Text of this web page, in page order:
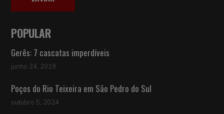
POPULAR
Gerês: 7 cascatas imperdíveis
junho 24, 2019
Poços do Rio Teixeira em São Pedro do Sul
outubro 5, 2024